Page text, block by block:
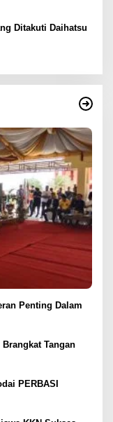
Ditakuti Daihatsu
Penting Dalam
Tangan
PERBASI